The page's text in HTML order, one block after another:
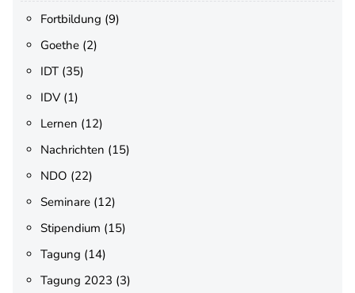
Fortbildung (9)
Goethe (2)
IDT (35)
IDV (1)
Lernen (12)
Nachrichten (15)
NDO (22)
Seminare (12)
Stipendium (15)
Tagung (14)
Tagung 2023 (3)